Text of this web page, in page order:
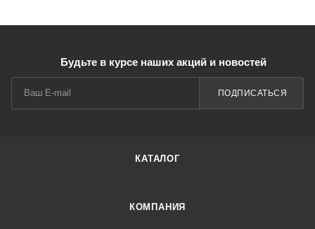
Будьте в курсе наших акций и новостей
ПОДПИСАТЬСЯ
КАТАЛОГ
КОМПАНИЯ